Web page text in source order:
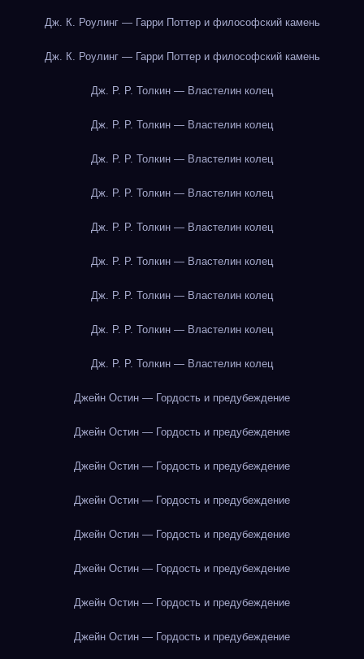
Дж. К. Роулинг — Гарри Поттер и философский камень
Дж. К. Роулинг — Гарри Поттер и философский камень
Дж. Р. Р. Толкин — Властелин колец
Дж. Р. Р. Толкин — Властелин колец
Дж. Р. Р. Толкин — Властелин колец
Дж. Р. Р. Толкин — Властелин колец
Дж. Р. Р. Толкин — Властелин колец
Дж. Р. Р. Толкин — Властелин колец
Дж. Р. Р. Толкин — Властелин колец
Дж. Р. Р. Толкин — Властелин колец
Дж. Р. Р. Толкин — Властелин колец
Джейн Остин — Гордость и предубеждение
Джейн Остин — Гордость и предубеждение
Джейн Остин — Гордость и предубеждение
Джейн Остин — Гордость и предубеждение
Джейн Остин — Гордость и предубеждение
Джейн Остин — Гордость и предубеждение
Джейн Остин — Гордость и предубеждение
Джейн Остин — Гордость и предубеждение